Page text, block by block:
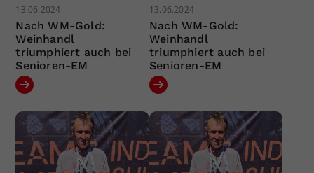
13.06.2024
Nach WM-Gold:
Weinhandl
triumphiert auch bei
Senioren-EM
13.06.2024
Nach WM-Gold:
Weinhandl
triumphiert auch bei
Senioren-EM